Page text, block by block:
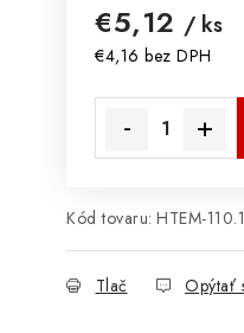
€5,12 / ks
€4,16 bez DPH
Kód tovaru: HTEM-
Tlač Opýtať